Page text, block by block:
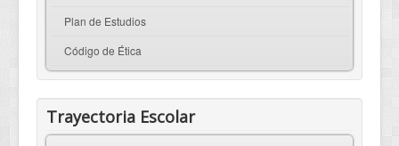
Plan de Estudios
Código de Ética
Trayectoria Escolar